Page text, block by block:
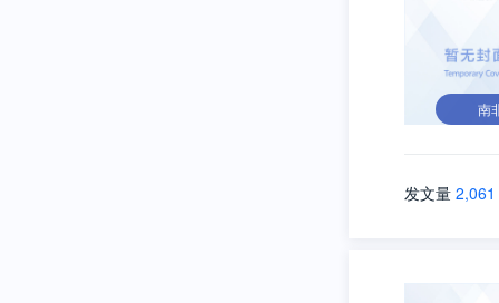
南
发文量 2,061